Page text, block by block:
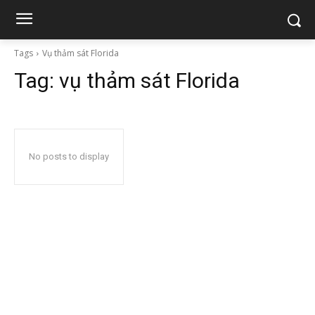
Tags Vụ thảm sát Florida
Tag: vụ thảm sát Florida
No posts to display